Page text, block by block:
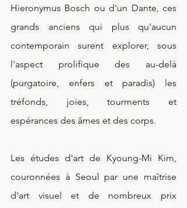
Hieronymus Bosch ou d'un Dante, ces
grands anciens qui plus qu'aucun
contemporain surent explorer, sous
l'aspect prolifique des au-delà
(purgatoire, enfers et paradis) les
tréfonds, joies, tourments et
espérances des âmes et des corps.
Les études d'art de Kyoung-Mi Kim,
couronnées à Seoul par une maîtrise
d'art visuel et de nombreux prix